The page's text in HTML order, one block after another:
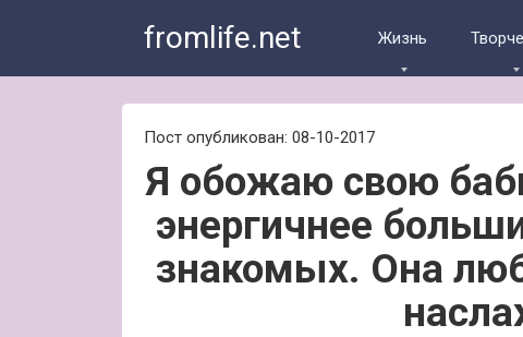
fromlife.net Жизнь
Пост опубликован: 08-10-2017
Я обожаю свою
энергичнее
знакомых. Она